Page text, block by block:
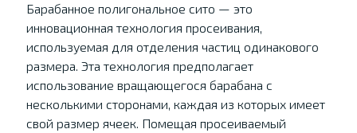
Барабанное полигональное сито — это
инновационная технология просеивания,
используемая для отделения частиц одинакового
размера. Эта технология предполагает
использование вращающегося барабана с
несколькими сторонами, каждая из которых имеет
свой размер ячеек. Помещая просеиваемый